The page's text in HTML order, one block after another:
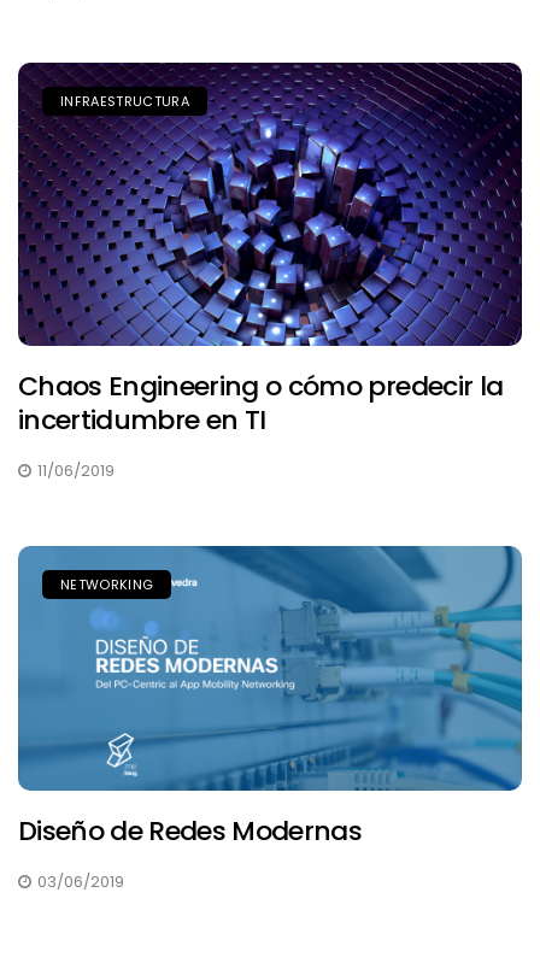
INFRAESTRUCTURA
Chaos Engineering o cómo predecir la
incertidumbre en TI
11/06/2019
NETWORKING
Diseño de Redes Modernas
03/06/2019